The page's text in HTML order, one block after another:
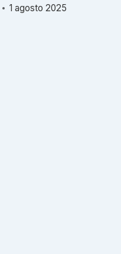
1 agosto 2025